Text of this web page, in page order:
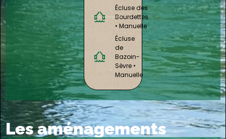
Écluse des
Bourdettes
• Manuelle
Écluse
de
Bazoin-
Sèvre •
Manuelle
Les aménagements